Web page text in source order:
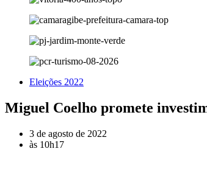
Eleições 2022
Miguel Coelho promete
3 de agosto de 2022
às 10h17